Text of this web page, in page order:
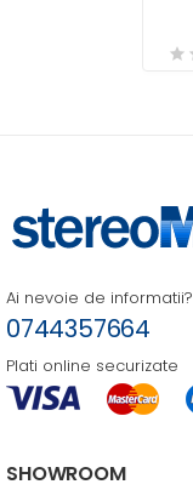
Ai nevoie de informatii?
0744357664
Plati online securizate
SHOWROOM